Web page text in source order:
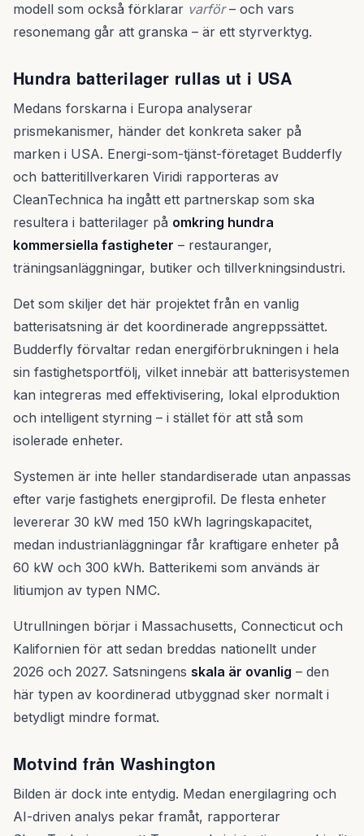
modell som också förklarar varför– och vars
resonemang går att granska – är ett styrverktyg.
Hundra batterilager rullas ut i USA
Medans forskarna i Europa analyserar
prismekanismer, händer det konkreta saker på
marken i USA. Energi-som-tjänst-företaget Budderfly
och batteritillverkaren Viridi rapporteras av
CleanTechnica ha ingått ett partnerskap som ska
resultera i batterilager på omkring hundra
kommersiella fastigheter – restauranger,
träningsanläggningar, butiker och tillverkningsindustri.
Det som skiljer det här projektet från en vanlig
batterisatsning är det koordinerade angreppssättet.
Budderfly förvaltar redan energiförbrukningen i hela
sin fastighetsportfölj, vilket innebär att batterisystemen
kan integreras med effektivisering, lokal elproduktion
och intelligent styrning – i stället för att stå som
isolerade enheter.
Systemen är inte heller standardiserade utan anpassas
efter varje fastighets energiprofil. De flesta enheter
levererar 30 kW med 150 kWh lagringskapacitet,
medan industrianläggningar får kraftigare enheter på
60 kW och 300 kWh. Batterikemi som används är
litiumjon av typen NMC.
Utrullningen börjar i Massachusetts, Connecticut och
Kalifornien för att sedan breddas nationellt under
2026 och 2027. Satsningens skala är ovanlig – den
här typen av koordinerad utbyggnad sker normalt i
betydligt mindre format.
Motvind från Washington
Bilden är dock inte entydig. Medan energilagring och
AI-driven analys pekar framåt, rapporterar